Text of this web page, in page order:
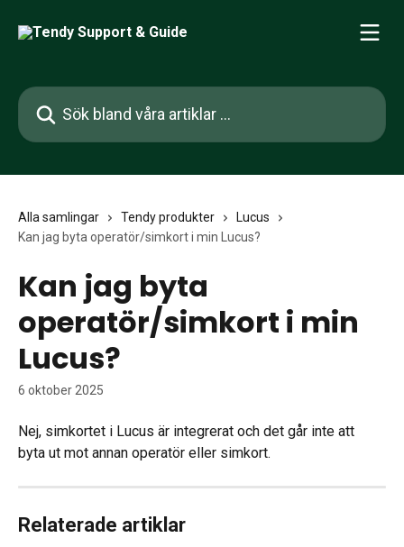
Sök bland våra artiklar …
Alla samlingar Tendy produkter
Lucus
Kan jag byta operatör/simkort i min Lucus?
Kan jag byta
operatör/simkort i min
Lucus?
6 oktober 2025
Nej, simkortet i Lucus är integrerat och det går inte att
byta ut mot annan operatör eller simkort.
Relaterade artiklar